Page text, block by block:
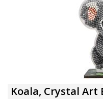
Koala, Crystal Art